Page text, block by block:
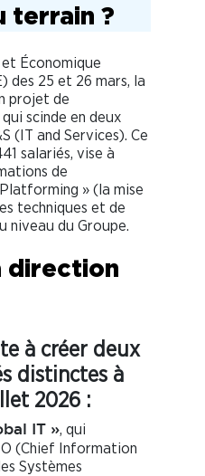
terrain ?
Économique
des 25 et 26 mars, la
projet de
scinde en deux
(IT and Services). Ce
salariés, vise à
de
» (la mise
techniques et de
niveau du Groupe.
direction
à créer deux
distinctes à
2026 :
IT », qui
(Chief Information
Systèmes